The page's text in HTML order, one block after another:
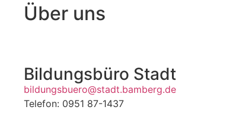
Über uns
Bildungsbüro Stadt
bildungsbuero@stadt.bamberg.de
Telefon: 0951 87-1437